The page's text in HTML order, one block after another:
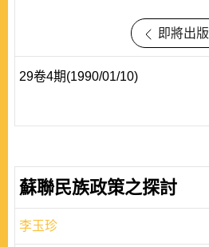
即將出版
29卷4期(1990/01/10)
蘇聯民族政策之探討
李玉珍